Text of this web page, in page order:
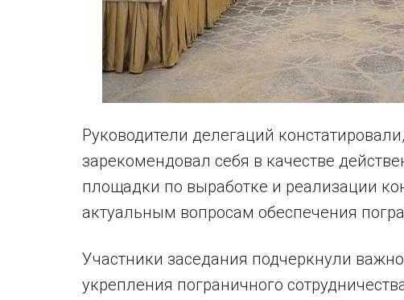
Руководители делегаций
зарекомендовал себя в качестве
площадки по выработке и реализации
актуальным вопросам обеспечения
Участники заседания подчеркнули
укрепления пограничного